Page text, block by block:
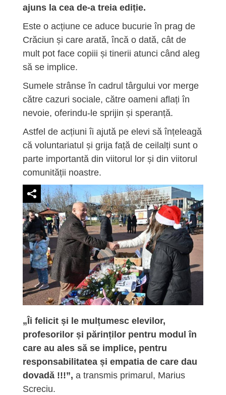
ajuns la cea de-a treia ediție.
Este o acțiune ce aduce bucurie în prag de
Crăciun și care arată, încă o dată, cât de
mult pot face copiii și tinerii atunci când aleg
să se implice.
Sumele strânse în cadrul târgului vor merge
către cazuri sociale, către oameni aflați în
nevoie, oferindu-le sprijin și speranță.
Astfel de acțiuni îi ajută pe elevi să înțeleagă
că voluntariatul și grija față de ceilalți sunt o
parte importantă din viitorul lor și din viitorul
comunității noastre.
„Îi felicit și le mulțumesc elevilor,
profesorilor și părinților pentru modul în
care au ales să se implice, pentru
responsabilitatea și empatia de care dau
dovadă !!!”, a transmis primarul, Marius
Screciu.